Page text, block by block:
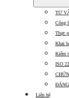
TƯ
Công
Thực
Khai
Kiểm
ISO
Liên hệ